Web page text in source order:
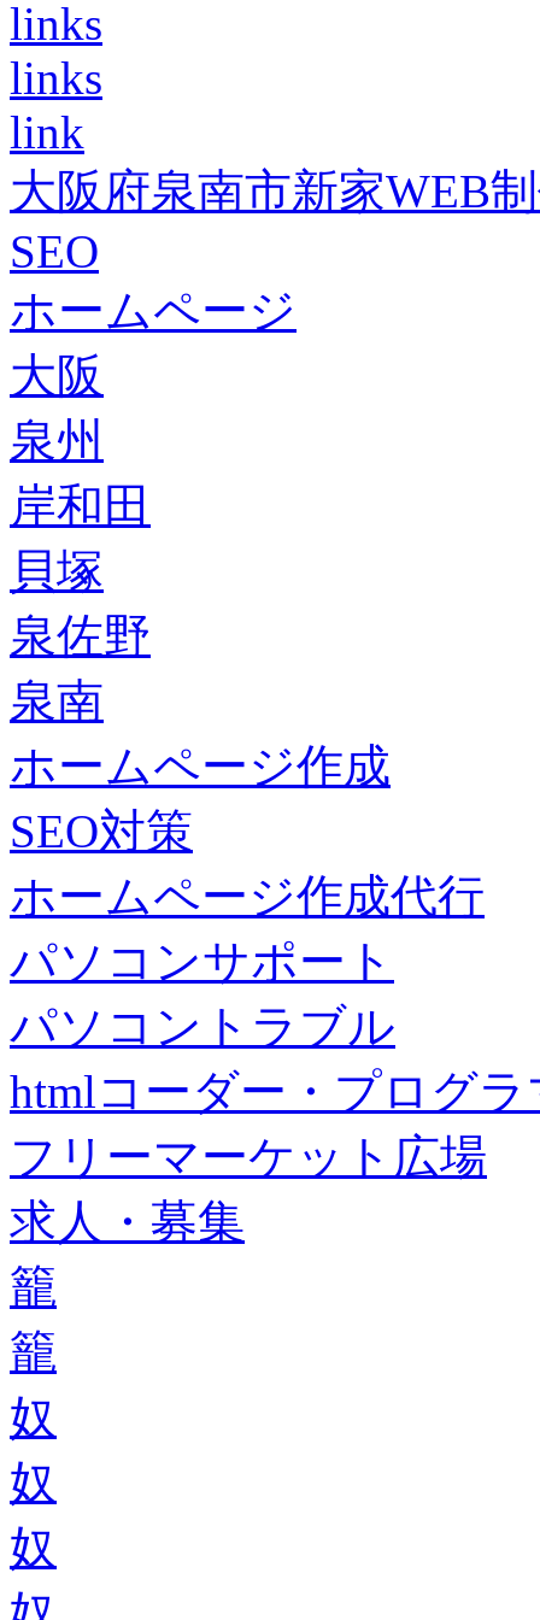
links
links
link
大阪府泉南市新家WEB
SEO
ホームページ
大阪
泉州
岸和田
貝塚
泉佐野
泉南
ホームページ作成
SEO対策
ホームページ作成代行
パソコンサポート
パソコントラブル
htmlコーダー・プログラ
フリーマーケット広場
求人・募集
籠
籠
奴
奴
奴